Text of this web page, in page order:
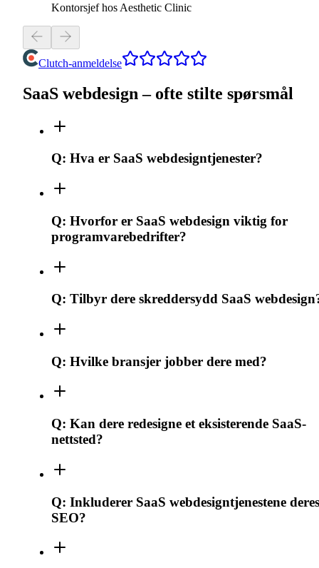
Kontorsjef hos Aesthetic Clinic
Clutch-anmeldelse
SaaS webdesign – ofte stilte spørsmål
Q: Hva er SaaS webdesigntjenester?
Q: Hvorfor er SaaS webdesign viktig for
programvarebedrifter?
Q: Tilbyr dere skreddersydd SaaS
Q: Hvilke bransjer jobber dere med?
Q: Kan dere redesigne et eksisterende SaaS-
nettsted?
Q: Inkluderer SaaS webdesigntjenestene deres
SEO?